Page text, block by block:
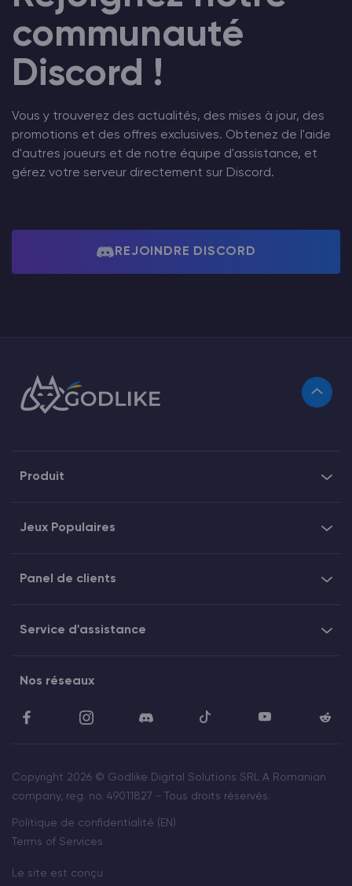
communauté
Discord !
Vous y trouverez des actualités, des mises à jour, des
promotions et des offres exclusives. Obtenez de l'aide
d'autres joueurs et de notre équipe d'assistance, et
gérez votre serveur directement sur Discord.
REJOINDRE DISCORD
Produit
Jeux Populaires
Panel de clients
Service d'assistance
Nos réseaux
Copyright 2026 © Godlike Digital Solutions SRL A Romanian
company, reg. no. 49011827 - Tous droits réservés.
Politique de confidentialité (EN)
Terms of Services
Le site est conçu